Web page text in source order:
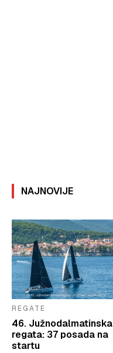
NAJNOVIJE
REGATE
46. Južnodalmatinska
regata: 37 posada na
startu